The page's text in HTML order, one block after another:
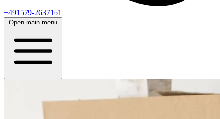
+491579-2637161
Open main menu